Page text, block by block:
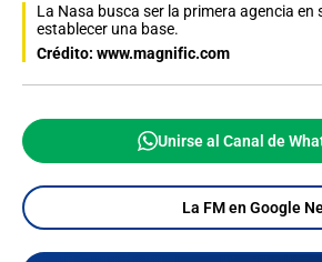
La Nasa busca ser la primera agencia en
establecer una base.
Crédito: www.magnific.com
Unirse al Canal de
La FM en Google